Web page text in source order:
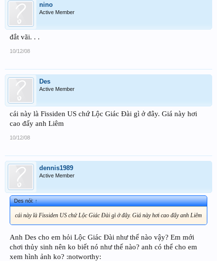
nino
Active Member
đắt vãi. . .
10/12/08
Des
Active Member
cái này là Fissiden US chứ Lộc Giác Đài gì ở đây. Giá này hơi
cao đấy anh Liêm
10/12/08
dennis1989
Active Member
Des nói:↑
cái này là Fissiden US chứ Lộc Giác Đài gì ở đây. Giá này hơi cao đấy anh Liêm
Anh Des cho em hỏi Lộc Giác Đài như thế nào vậy? Em mới
chơi thủy sinh nên ko biết nó như thế nào? anh có thể cho em
xem hình ảnh ko? :notworthy: